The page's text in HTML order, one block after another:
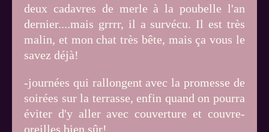
deux cadavres de merle à la poubelle l'an
dernier....mais grrrr, il a survécu. Il est très
malin, et mon chat très bête, mais ça vous le
savez déjà!
-journées qui rallongent avec la promesse de
soirées sur la terrasse, enfin quand on pourra
éviter d'y aller avec couverture et couvre-
oreilles bien sûr!